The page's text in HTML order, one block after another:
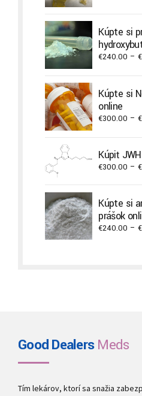
Kúpte si
€240.00 – €
Kúpte si
online
€300.00 – €
Kúpiť
€300.00 – €
Kúpte si
prášok
€240.00 – €
Good DealersMeds
Tím lekárov, ktorí sa snažia